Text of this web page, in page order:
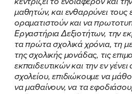
μαθητών, και ενθαρρύνει τους
οραματιστούν και να
Εργαστήρια Δεξιοτήτων, την
τα πρώτα σχολικά χρόνια, τη
της σχολικής μονάδας, τις
εκπαιδευτικών και την εν
σχολείου, επιδιώκουμε να
να μαθαίνουν, να τα